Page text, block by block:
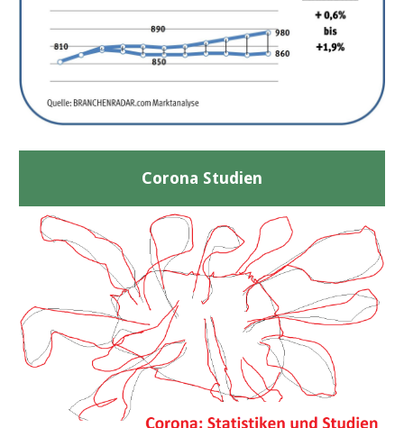
Corona Studien